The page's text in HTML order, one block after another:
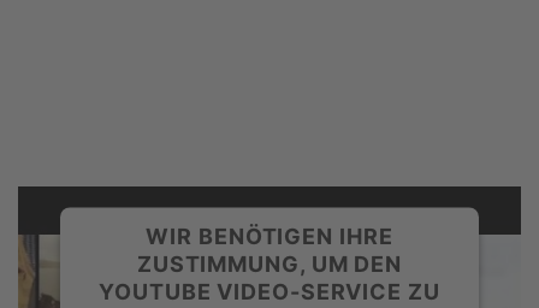
WIR BENÖTIGEN IHRE
ZUSTIMMUNG, UM DEN
YOUTUBE VIDEO-SERVICE ZU